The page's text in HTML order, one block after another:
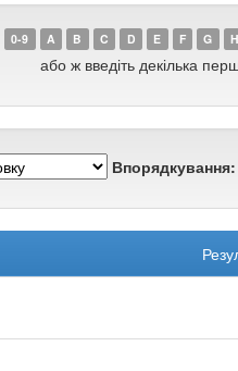
0-9 A B C D E F G H
або ж введіть декілька
Впорядкування: